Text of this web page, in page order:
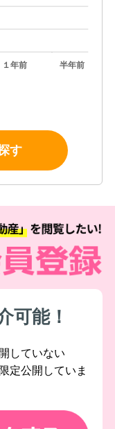
１年前 半年前
す
可能！
していない
定公開していま